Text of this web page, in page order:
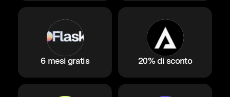
6 mesi gratis 20% di sconto